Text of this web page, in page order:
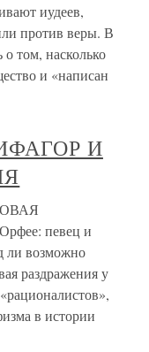
иудеев,
против веры. В
том, насколько
и «написан
И
певец и
ли возможно
раздражения у
в истории